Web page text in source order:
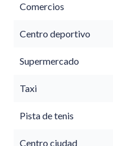
Comercios
Centro deportivo
Supermercado
Taxi
Pista de tenis
Centro ciudad